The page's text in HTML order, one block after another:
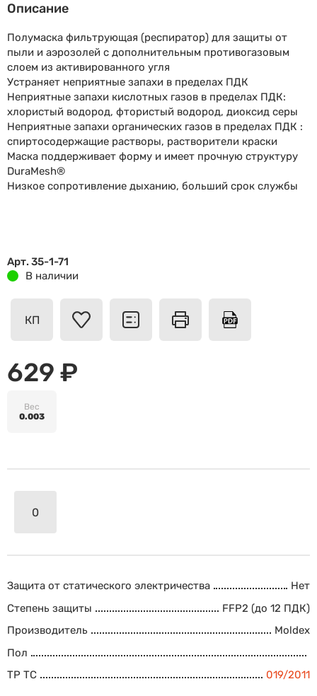
Описание
Полумаска фильтрующая (респиратор) для защиты от
пыли и аэрозолей с дополнительным противогазовым
слоем из активированного угля
Устраняет неприятные запахи в пределах ПДК
Неприятные запахи кислотных газов в пределах ПДК:
хлористый водород, фтористый водород, диоксид серы
Неприятные запахи органических газов в пределах ПДК :
спиртосодержащие растворы, растворители краски
Маска поддерживает форму и имеет прочную структуру
DuraMesh®
Низкое сопротивление дыханию, больший срок службы
Арт. 35-1-71
В наличии
КП
629 ₽
Вес
0.003
Защита от статического электричества
Нет
Степень защиты
FFP2 (до 12 ПДК)
Производитель
Moldex
Пол
ТР ТС
019/2011